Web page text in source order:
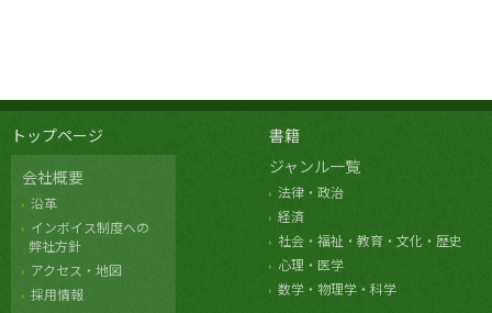
トップページ
会社概要
沿革
インボイス制度への
弊社方針
アクセス・地図
採用情報
書籍
ジャンル一覧
法律・政治
経済
社会・福祉・教育・文化・歴史
心理・医学
数学・物理学・科学